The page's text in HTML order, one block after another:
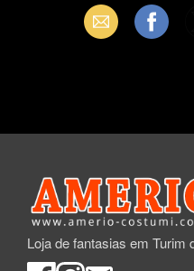
Email Facebook
Loja de fantasias em Turim